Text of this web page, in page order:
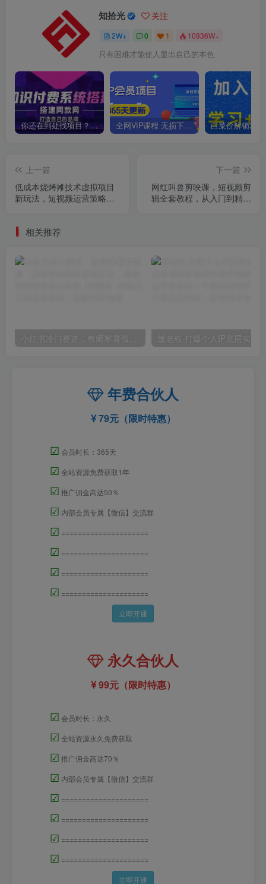
知拾光 关注
2W+ 0 1 10936W+
只有困难才能使人显出自己的本色
你还在到处找项目？还在当韭菜？我靠卖项目一个月收入5万+，曾经我也是个失败者。 全网VIP课程 无损下载~
上一篇
低成本烧烤摊技术虚拟项目
新玩法，短视频运营策略分
下一篇
网红叫兽剪映课，短视频剪
辑全套教程，从入门到精通
相关推荐
小红书冷门赛道，教师寒暑假项目，多种连环套的变现方式，还能矩阵操作放大收益【揭秘】
年费合伙人
79元（限时特惠）
☑ 会员时长：365天
☑ 全站资源免费获取1年
☑ 推广佣金高达50％
☑ 内部会员专属【微信】交流群
☑ =====================
☑ =====================
☑ =====================
☑ =====================
立即开通
永久合伙人
99元（限时特惠）
☑ 会员时长：永久
☑ 全站资源永久免费获取
☑ 推广佣金高达70％
☑ 内部会员专属【微信】交流群
☑ =====================
☑ =====================
☑ =====================
☑ =====================
立即开通